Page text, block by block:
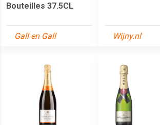
Bouteilles 37.5CL
Gall en Gall Wijny.nl